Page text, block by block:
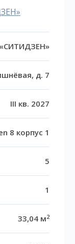
д. 7
III кв. 2027
8 корпус 1
5
1
33,04 м2